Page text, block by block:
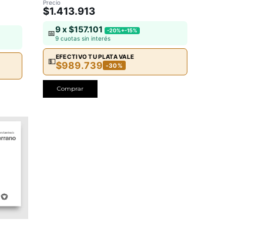
Precio
$1.413.913
📅9 x $157.101 -20%+-15%
9 cuotas sin interés
💵
EFECTIVO TU PLATA VALE
$989.739 -30%
Comprar